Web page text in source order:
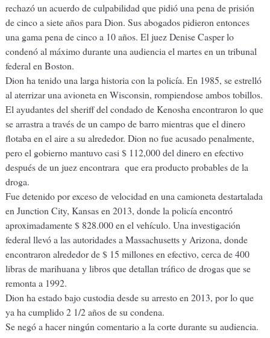
rechazó un acuerdo de culpabilidad que pidió una pena de prisión
de cinco a siete años para Dion. Sus abogados pidieron entonces
una gama pena de cinco a 10 años. El juez Denise Casper lo
condenó al máximo durante una audiencia el martes en un tribunal
federal en Boston.
Dion ha tenido una larga historia con la policía. En 1985, se estrelló
al aterrizar una avioneta en Wisconsin, rompiendose ambos tobillos.
El ayudantes del sheriff del condado de Kenosha encontraron lo que
se arrastra a través de un campo de barro mientras que el dinero
flotaba en el aire a su alrededor. Dion no fue acusado penalmente,
pero el gobierno mantuvo casi $ 112,000 del dinero en efectivo
después de un juez encontrara que era producto probables de la
droga.
Fue detenido por exceso de velocidad en una camioneta destartalada
en Junction City, Kansas en 2013, donde la policía encontró
aproximadamente $ 828.000 en el vehículo. Una investigación
federal llevó a las autoridades a Massachusetts y Arizona, donde
encontraron alrededor de $ 15 millones en efectivo, cerca de 400
libras de marihuana y libros que detallan tráfico de drogas que se
remonta a 1992.
Dion ha estado bajo custodia desde su arresto en 2013, por lo que
ya ha cumplido 2 1/2 años de su condena.
Se negó a hacer ningún comentario a la corte durante su audiencia.